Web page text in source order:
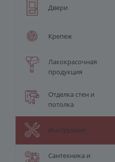
Двери
Крепеж
Лакокрасочная
продукция
Отделка стен и
потолка
Инструмент
Сантехника и